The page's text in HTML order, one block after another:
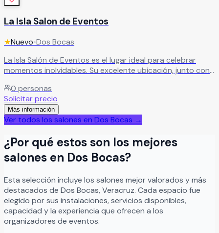
La Isla Salon de Eventos
★Nuevo•Dos Bocas
La Isla Salón de Eventos es el lugar ideal para celebrar
momentos inolvidables. Su excelente ubicación, junto con
escenario perfecto para cualquier tipo de evento.
Además, su variedad de servicios y atención personalizada
aseguran una experiencia única, cuidando cada detalle
para que tu día especial sea realmente memorable.
0 personas
Solicitar precio
Más información
Ver todos los salones en Dos Bocas →
¿Por qué estos son los mejores
salones en Dos Bocas?
Esta selección incluye los salones mejor valorados y más
destacados de Dos Bocas,Veracruz. Cada espacio fue
elegido por sus instalaciones, servicios disponibles,
capacidad y la experiencia que ofrecen a los
organizadores de eventos.